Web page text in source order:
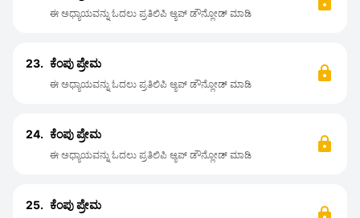
ಈ ಅಧ್ಯಾಯವನ್ನು ಓದಲು ಪ್ರತಿಲಿಪಿ ಆ್ಯಪ್ ಡೌನ್ಲೋಡ್ ಮಾಡಿ
23. ಕೆಂಪು ಪ್ರೇಮ
ಈ ಅಧ್ಯಾಯವನ್ನು ಓದಲು ಪ್ರತಿಲಿಪಿ ಆ್ಯಪ್ ಡೌನ್ಲೋಡ್ ಮಾಡಿ
24. ಕೆಂಪು ಪ್ರೇಮ
ಈ ಅಧ್ಯಾಯವನ್ನು ಓದಲು ಪ್ರತಿಲಿಪಿ ಆ್ಯಪ್ ಡೌನ್ಲೋಡ್ ಮಾಡಿ
25. ಕೆಂಪು ಪ್ರೇಮ